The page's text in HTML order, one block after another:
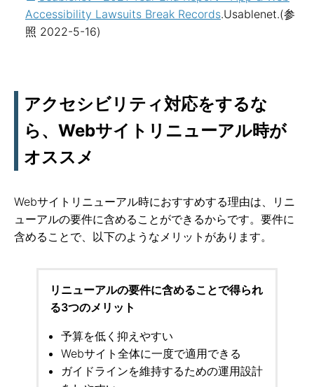
Accessibility Lawsuits Break Records.Usablenet.(参
照 2022-5-16)
アクセシビリティ対応をするな
ら、Webサイトリニューアル時が
オススメ
Webサイトリニューアル時におすすめする理由は、リニ
ューアルの要件に含めることができるからです。要件に
含めることで、以下のようなメリットがあります。
リニューアルの要件に含めることで得られ
る3つのメリット
予算を低く抑えやすい
Webサイト全体に一度で適用できる
ガイドラインを維持するための運用設計